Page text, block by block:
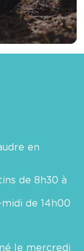
en
de 8h30 à
de 14h00
le mercredi